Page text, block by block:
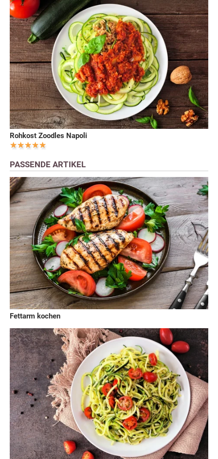
Rohkost Zoodles Napoli
PASSENDE ARTIKEL
Fettarm kochen